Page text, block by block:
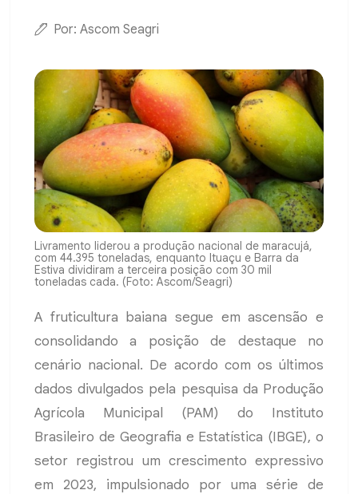
Por: Ascom Seagri
Livramento liderou a produção nacional de maracujá,
com 44.395 toneladas, enquanto Ituaçu e Barra da
Estiva dividiram a terceira posição com 30 mil
toneladas cada. (Foto: Ascom/Seagri)
A fruticultura baiana segue em ascensão e
consolidando a posição de destaque no
cenário nacional. De acordo com os últimos
dados divulgados pela pesquisa da Produção
Agrícola Municipal (PAM) do Instituto
Brasileiro de Geografia e Estatística (IBGE), o
setor registrou um crescimento expressivo
em 2023, impulsionado por uma série de